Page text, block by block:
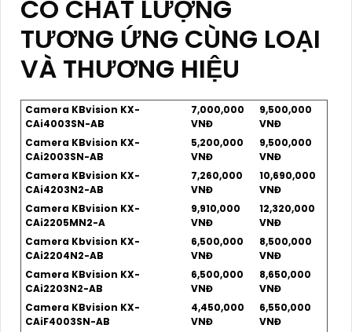
CÓ CHẤT LƯỢNG
TƯƠNG ỨNG CÙNG LOẠI
VÀ THƯƠNG HIỆU
Camera KBvision KX-
CAi4003SN-AB
7,000,000
VNĐ
9,500,000
VNĐ
Camera KBvision KX-
CAi2003SN-AB
5,200,000
VNĐ
9,500,000
VNĐ
Camera KBvision KX-
CAi4203N2-AB
7,260,000
VNĐ
10,690,000
VNĐ
Camera KBvision KX-
CAi2205MN2-A
9,910,000
VNĐ
12,320,000
VNĐ
Camera Kbvision KX-
CAi2204N2-AB
6,500,000
VNĐ
8,500,000
VNĐ
Camera KBvision KX-
CAi2203N2-AB
6,500,000
VNĐ
8,650,000
VNĐ
Camera KBvision KX-
CAiF4003SN-AB
4,450,000
VNĐ
6,550,000
VNĐ